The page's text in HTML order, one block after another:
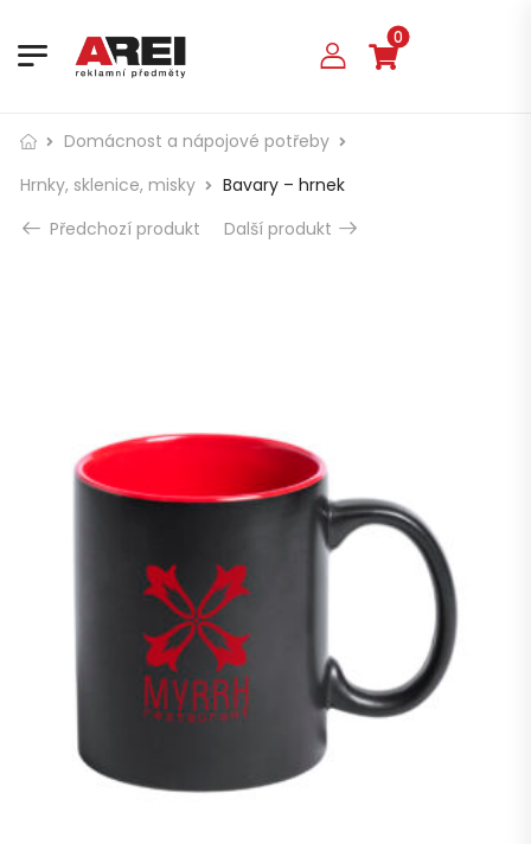
0
Domácnost a nápojové potřeby
Hrnky, sklenice, misky
Bavary – hrnek
Předchozí produkt
Další produkt